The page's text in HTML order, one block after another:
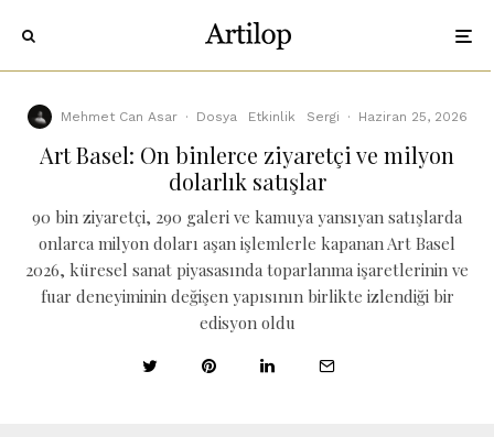
Mehmet Can Asar · Dosya Etkinlik Sergi · Haziran 25, 2026
Art Basel: On binlerce ziyaretçi ve milyon
dolarlık satışlar
90 bin ziyaretçi, 290 galeri ve kamuya yansıyan satışlarda
onlarca milyon doları aşan işlemlerle kapanan Art Basel
2026, küresel sanat piyasasında toparlanma işaretlerinin ve
fuar deneyiminin değişen yapısının birlikte izlendiği bir
edisyon oldu